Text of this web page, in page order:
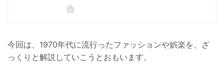
今回は、1970年代に流行ったファッションや娯楽を、ざ
っくりと解説していこうとおもいます。